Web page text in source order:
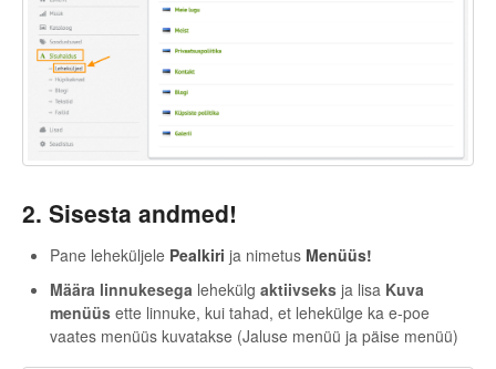
2. Sisesta andmed!
Pane leheküljele Pealkiri ja nimetus Menüüs!
Määra linnukesega lehekülg aktiivseks ja lisa Kuva
menüüs ette linnuke, kui tahad, et lehekülge ka e-poe
vaates menüüs kuvatakse (Jaluse menüü ja päise menüü)